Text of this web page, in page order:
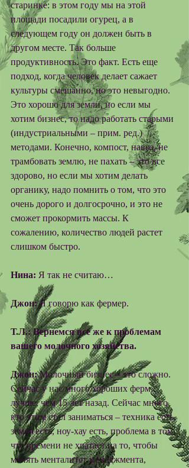
старинке: в этом году мы на этой
площади посадили огурец, а в
следующем году он должен быть в
другом месте. Так больше
продуктивность. Это факт. Есть еще
подход, когда человек делает сажает
культуры смешанно, но это невыгодно.
Это хорошо для земли, но если мы
хотим бизнес, то надо работать старыми
(индустриальными – прим. ред.)
методами. Конечно, компост, навоз, не
трамбовать землю, не пахать – это все
здорово, но если мы хотим делать
органику, надо помнить о том, что это
очень дорого и долгосрочно, и это не
сможет прокормить массы. К
сожалению, количество людей растет
слишком быстро.
Нина: Я так не считаю…
Джон: Я говорю как фермер.
Т.Л.: Вернемся все же к проблемам
вашего молочного хозяйства.
Джон: Молочный бизнес – это сложно.
Сейчас у нас много хороших ферм,
лучше, чем 15 лет назад. Сейчас много
кто этим стал заниматься – техника есть,
земля есть, ноу-хау есть, проблема в том,
что времени не хватает на то, чтобы
менять менталитет менеджмента,